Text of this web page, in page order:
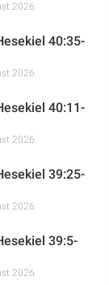
2026
40:35-
2026
40:11-
2026
39:25-
2026
39:5-
2026